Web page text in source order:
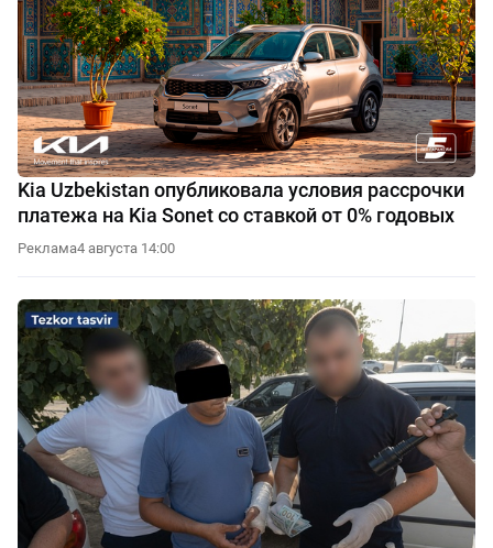
Kia Uzbekistan опубликовала условия рассрочки
платежа на Kia Sonet со ставкой от 0% годовых
Реклама4 августа 14:00